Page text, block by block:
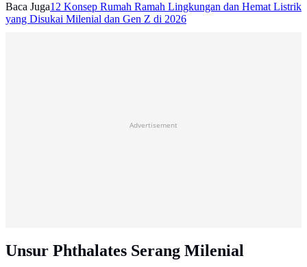
Baca Juga12 Konsep Rumah Ramah Lingkungan dan Hemat Listrik
yang Disukai Milenial dan Gen Z di 2026
Advertisement
Unsur Phthalates Serang Milenial